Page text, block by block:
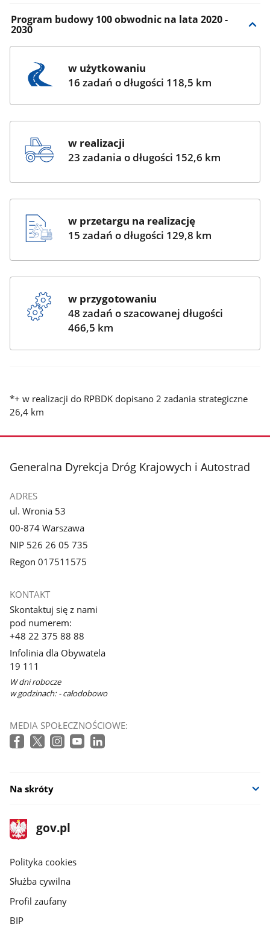
Program budowy 100 obwodnic na lata 2020 -
2030
w użytkowaniu
16 zadań o długości 118,5 km
w realizacji
23 zadania o długości 152,6 km
w przetargu na realizację
15 zadań o długości 129,8 km
w przygotowaniu
48 zadań o szacowanej długości
466,5 km
*+ w realizacji do RPBDK dopisano 2 zadania strategiczne
26,4 km
stopka
Generalna Dyrekcja Dróg Krajowych i Autostrad
ADRES
ul. Wronia 53
00-874 Warszawa
NIP 526 26 05 735
Regon 017511575
KONTAKT
Skontaktuj się z nami
pod numerem:
+48 22 375 88 88
Infolinia dla Obywatela
19 111
W dni robocze
w godzinach: - całodobowo
MEDIA SPOŁECZNOŚCIOWE:
Na skróty
stopka
gov.pl
Strona
gov.pl
gov.pl
Polityka cookies
Służba cywilna
Profil zaufany
BIP